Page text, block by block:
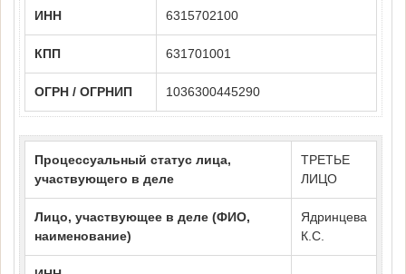
ИНН 6315702100
КПП 631701001
ОГРН / ОГРНИП 1036300445290
Процессуальный статус лица,
участвующего в деле
ТРЕТЬЕ
ЛИЦО
Лицо, участвующее в деле (ФИО,
наименование)
Ядринцева
К.С.